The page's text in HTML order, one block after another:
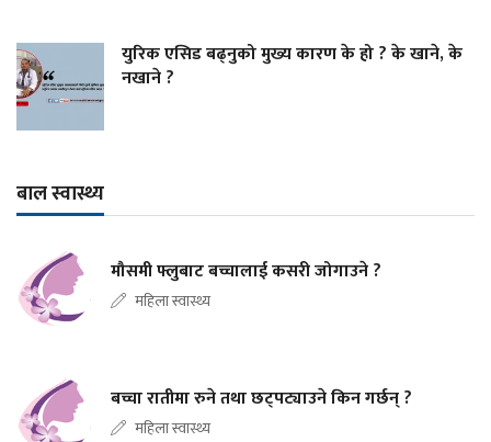
युरिक एसिड बढ्नुको मुख्य कारण के हो ? के खाने, के
नखाने ?
बाल स्वास्थ्य
मौसमी फ्लुबाट बच्चालाई कसरी जोगाउने ?
महिला स्वास्थ्य
बच्चा रातीमा रुने तथा छट्पट्याउने किन गर्छन् ?
महिला स्वास्थ्य